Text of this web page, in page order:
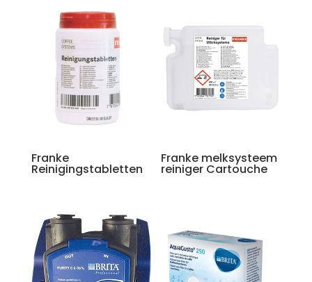
Franke
Reinigingstabletten
Franke melksysteem
reiniger Cartouche